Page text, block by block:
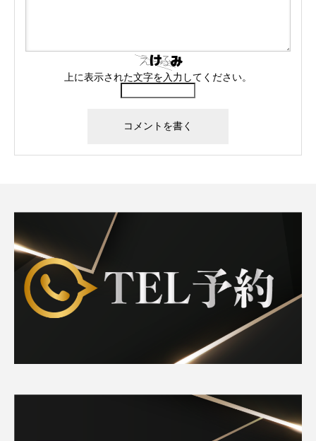
上に表示された文字を入力してください。